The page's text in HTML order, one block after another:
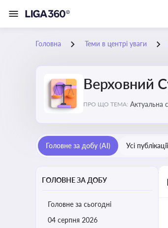
Головна Теми в центрі уваги
Верховний
ПРО ЩО ТЕМА: Актуальна
Головне за добу (AI) Усі публікації
ГОЛОВНЕ ЗА ДОБУ
Головне за сьогодні
04 серпня 2026